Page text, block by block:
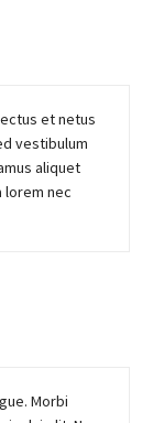
et netus
vestibulum
aliquet
lorem nec
Morbi